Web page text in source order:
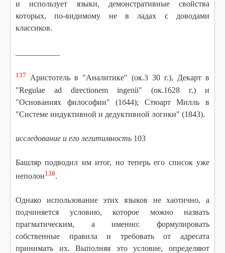
и использует языки, демонстративные свойства
которых, по-видимому не в ладах с доводами
классиков.
137 Аристотель в "Аналитике" (ок.3 30 г.), Декарт в
"Regulae ad directionem ingenii" (ок.1628 г.) и
"Основаниях философии" (1б44); Стюарт Милль в
"Системе индуктивной и дедуктивной логики" (1843).
исследование и его легитимность 103
Башляр подводил им итог, но теперь его список уже
неполон138.
Однако использование этих языков не хаотично, а
подчиняется условию, которое можно назвать
прагматическим, а именно: формулировать
собственные правила и требовать от адресата
принимать их. Выполняя это условие, определяют